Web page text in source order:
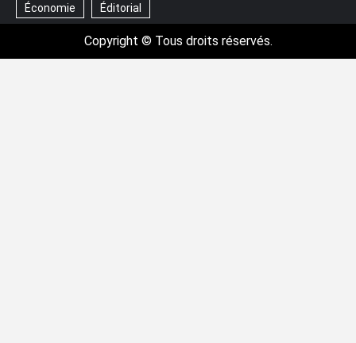
Économie Éditorial
Copyright © Tous droits réservés.